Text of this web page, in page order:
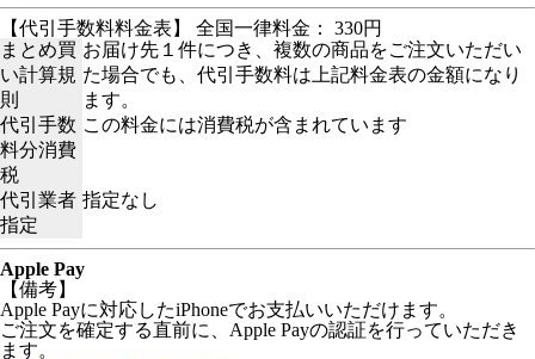
【代引手数料料金表】 全国一律料金： 330円
まとめ買
い計算規
則
お届け先１件につき、複数の商品をご注文いただい
た場合でも、代引手数料は上記料金表の金額になり
ます。
代引手数
料分消費
税
この料金には消費税が含まれています
代引業者
指定
指定なし
Apple Pay
【備考】
Apple Payに対応したiPhoneでお支払いいただけます。
ご注文を確定する直前に、Apple Payの認証を行っていただき
ます。